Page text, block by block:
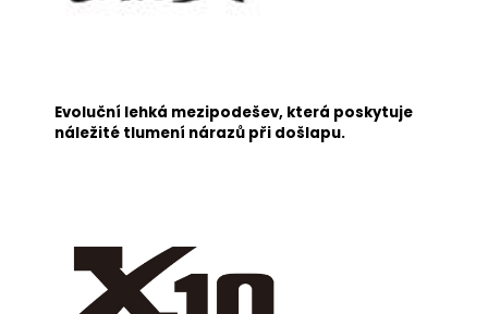
Evoluční lehká mezipodešev, která poskytuje
náležité tlumení nárazů při došlapu.